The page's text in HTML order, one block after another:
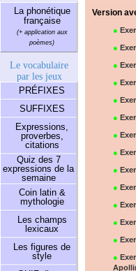
La phonétique
française
(+ application aux
poèmes)
Le vocabulaire
par les jeux
PRÉFIXES
SUFFIXES
Expressions,
proverbes,
citations
Quiz des 7
expressions de la
semaine
Coin latin &
mythologie
Les champs
lexicaux
Les figures de
style
Version
●
●
●
●
●
●
●
●
●
●
●
●
●
●